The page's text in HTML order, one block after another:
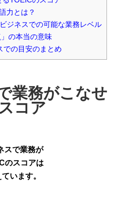
力とは？
ジネスでの可能な業務レベル
の本当の意味
での目安のまとめ
業務がこなせ
コア
スで業務が
のスコアは
います。